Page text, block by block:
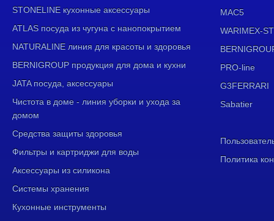
STONELINE кухонные аксессуары
ATLAS посуда из чугуна с нанопокрытием
NATURALINE линия для красоты и здоровья
BERNIGROUP продукция для дома и кухни
JATA посуда, аксессуары
Чистота в доме - линия уборки и ухода за
домом
Средства защиты здоровья
Фильтры и картриджи для воды
Аксессуары из силикона
Системы хранения
Кухонные инструменты
MAC5
WARIMEX-
PRO-line
G3FERRARI
Sabatier
Политика